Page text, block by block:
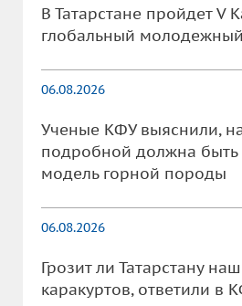
В Татарстане пройдет V
глобальный
06.08.2026
Ученые КФУ выяснили,
подробной должна
модель горной породы
06.08.2026
Грозит ли Татарстану
каракуртов, ответили в